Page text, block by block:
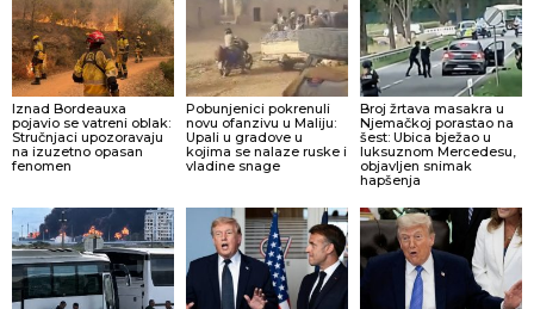
Iznad Bordeauxa
pojavio se vatreni oblak:
Stručnjaci upozoravaju
na izuzetno opasan
fenomen
Pobunjenici pokrenuli
novu ofanzivu u Maliju:
Upali u gradove u
kojima se nalaze ruske i
vladine snage
Broj žrtava masakra u
Njemačkoj porastao na
šest: Ubica bježao u
luksuznom Mercedesu,
objavljen snimak
hapšenja